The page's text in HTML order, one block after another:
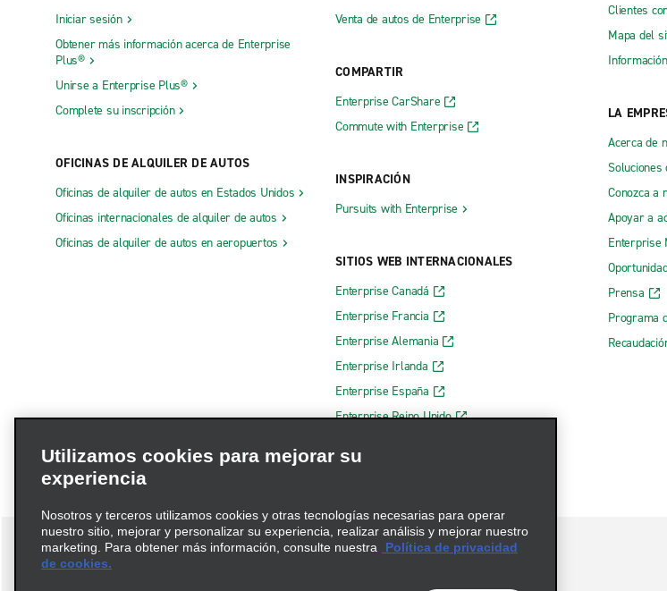
Iniciar sesión
Obtener más información acerca de Enterprise
Plus®
Unirse a Enterprise Plus®
Complete su inscripción
OFICINAS DE ALQUILER DE AUTOS
Oficinas de alquiler de autos en Estados Unidos
Oficinas internacionales de alquiler de autos
Oficinas de alquiler de autos en aeropuertos
Venta de autos de Enterprise
COMPARTIR
Enterprise CarShare
Commute with Enterprise
INSPIRACIÓN
Pursuits with Enterprise
SITIOS WEB INTERNACIONALES
Enterprise Canadá
Enterprise Francia
Enterprise Alemania
Enterprise Irlanda
Enterprise España
Enterprise Reino Unido
Clientes
Mapa del
LA
Acerca de
Conozca a
Apoyar a
Enterprise
Prensa
Programa
Utilizamos cookies para mejorar su
experiencia
Nosotros y terceros utilizamos cookies y otras tecnologías necesarias para operar
nuestro sitio, mejorar y personalizar su experiencia, realizar análisis y mejorar nuestro
marketing. Para obtener más información, consulte nuestra
Política de privacidad
de cookies.